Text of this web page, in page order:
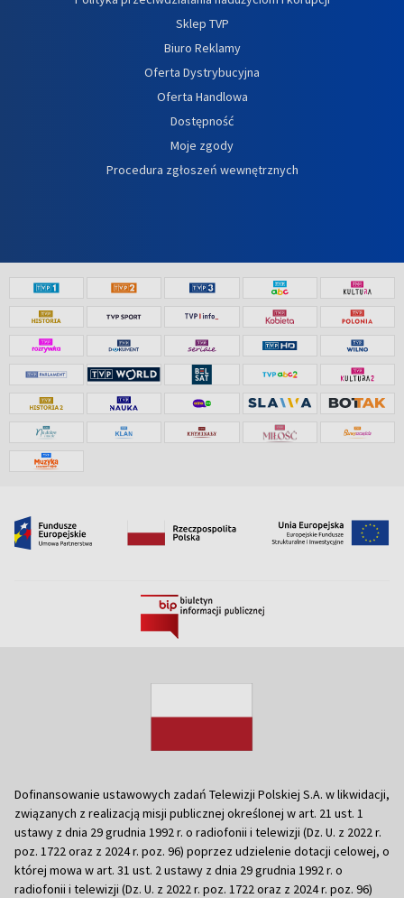
Sklep TVP
Biuro Reklamy
Oferta Dystrybucyjna
Oferta Handlowa
Dostępność
Moje zgody
Procedura zgłoszeń wewnętrznych
Dofinansowanie ustawowych zadań Telewizji Polskiej S.A. w likwidacji,
związanych z realizacją misji publicznej określonej w art. 21 ust. 1
ustawy z dnia 29 grudnia 1992 r. o radiofonii i telewizji (Dz. U. z 2022 r.
poz. 1722 oraz z 2024 r. poz. 96) poprzez udzielenie dotacji celowej, o
której mowa w art. 31 ust. 2 ustawy z dnia 29 grudnia 1992 r. o
radiofonii i telewizji (Dz. U. z 2022 r. poz. 1722 oraz z 2024 r. poz. 96)